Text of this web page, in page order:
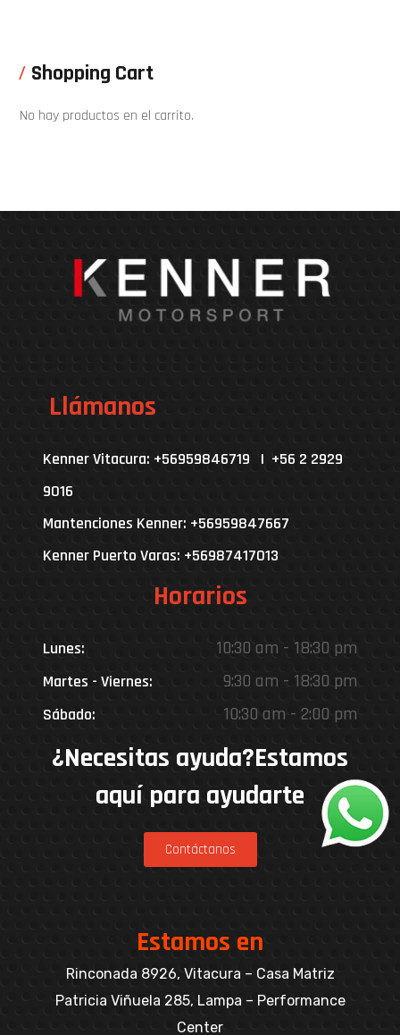
Shopping Cart
No hay productos en el carrito.
Llámanos
Kenner Vitacura: +56959846719 | +56 2 2929
9016
Mantenciones Kenner: +56959847667
Kenner Puerto Varas: +56987417013
Horarios
Lunes: 10:30 am - 18:30 pm
Martes - Viernes: 9:30 am - 18:30 pm
Sábado: 10:30 am - 2:00 pm
¿Necesitas ayuda?Estamos
aquí para ayudarte
Contáctanos
Estamos en
Rinconada 8926, Vitacura – Casa Matriz
Patricia Viñuela 285, Lampa – Performance
Center